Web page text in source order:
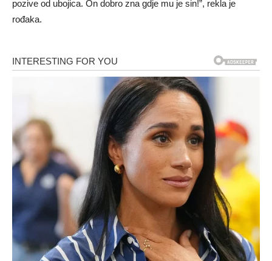
pozive od ubojica. On dobro zna gdje mu je sin!”, rekla je
rođaka.